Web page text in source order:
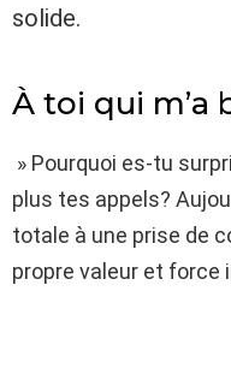
solide.
À toi qui m’a
» Pourquoi es-tu
plus tes appels?
totale à une prise de
propre valeur et force